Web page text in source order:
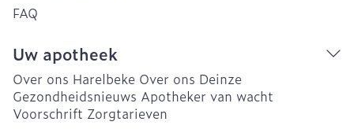
FAQ
Uw apotheek
Over ons Harelbeke Over ons Deinze
Gezondheidsnieuws Apotheker van wacht
Voorschrift Zorgtarieven